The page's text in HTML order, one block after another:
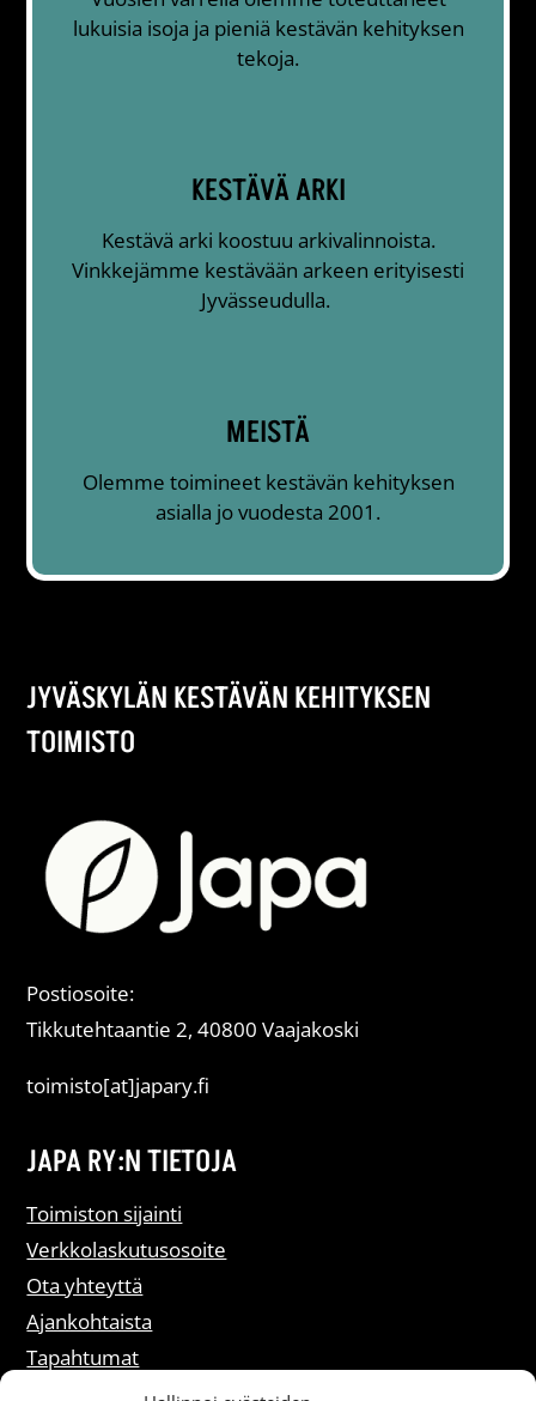
lukuisia isoja ja pieniä kestävän kehityksen
tekoja.
KESTÄVÄ ARKI
Kestävä arki koostuu arkivalinnoista.
Vinkkejämme kestävään arkeen erityisesti
Jyvässeudulla.
MEISTÄ
Olemme toimineet kestävän kehityksen
asialla jo vuodesta 2001.
JYVÄSKYLÄN KESTÄVÄN KEHITYKSEN
TOIMISTO
Postiosoite:
Tikkutehtaantie 2, 40800 Vaajakoski
toimisto[at]japary.fi
JAPA RY:N TIETOJA
Toimiston sijainti
Verkkolaskutusosoite
Ota yhteyttä
Ajankohtaista
Tapahtumat
Liity jäseneksi